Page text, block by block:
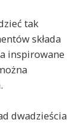
tak
składa
inspirowane
dwadzieścia